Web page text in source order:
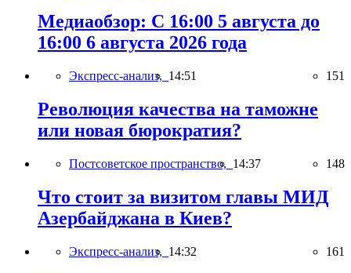
Медиаобзор: С 16:00 5 августа до
16:00 6 августа 2026 года
Экспресс-анализ, 14:51 151
Революция качества на таможне
или новая бюрократия?
Постсоветское пространство, 14:37 148
Что стоит за визитом главы МИД
Азербайджана в Киев?
Экспресс-анализ, 14:32 161